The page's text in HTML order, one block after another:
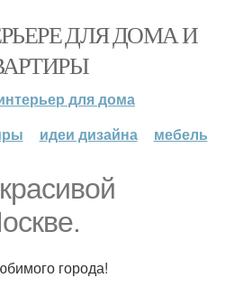
ДЛЯ ДОМА И
для дома
идеи дизайна мебель
города!